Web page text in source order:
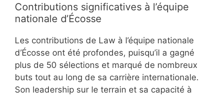
Contributions significatives à l’équipe
nationale d’Écosse
Les contributions de Law à l’équipe nationale
d’Écosse ont été profondes, puisqu’il a gagné
plus de 50 sélections et marqué de nombreux
buts tout au long de sa carrière internationale.
Son leadership sur le terrain et sa capacité à